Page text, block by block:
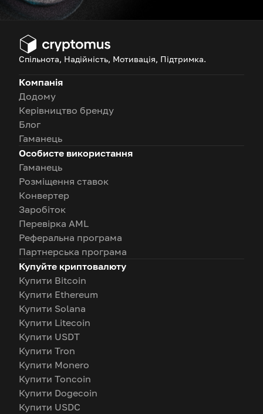
Спільнота, Надійність, Мотивація, Підтримка.
Компанія
Додому
Керівництво бренду
Блог
Гаманець
Особисте використання
Гаманець
Розміщення ставок
Конвертер
Заробіток
Перевірка AML
Реферальна програма
Партнерська програма
Купуйте криптовалюту
Купити Bitcoin
Купити Ethereum
Купити Solana
Купити Litecoin
Купити USDT
Купити Tron
Купити Monero
Купити Toncoin
Купити Dogecoin
Купити USDC